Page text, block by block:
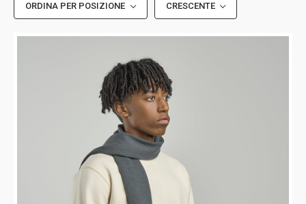
ORDINA PER POSIZIONE CRESCENTE